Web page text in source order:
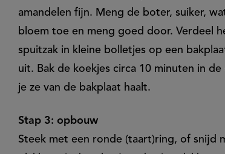
amandelen fijn. Meng de boter, suiker,
bloem toe en meng goed door. Verdeel
spuitzak in kleine bolletjes op een
uit. Bak de koekjes circa 10 minuten in
je ze van de bakplaat haalt.
Stap 3: opbouw
Steek met een ronde (taart)ring, of snijd